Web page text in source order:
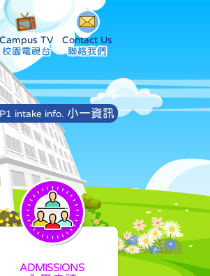
Campus TV Contact Us
P1 intake info. 小一資訊